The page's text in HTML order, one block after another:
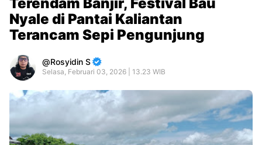
Nyale di Pantai Kaliantan
Terancam Sepi Pengunjung
Rosyidin S
Selasa, Februari 03, 2026 | 13.23 WIB